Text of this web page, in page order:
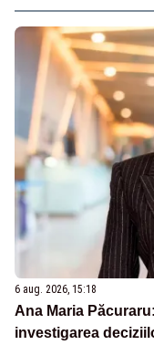
6 aug. 2026, 15:18
Ana Maria
investigarea